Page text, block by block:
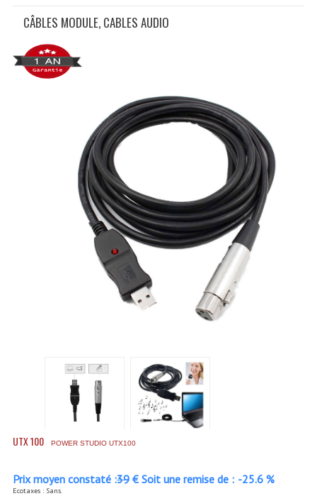
Le Matériel D´occasion
Faire Votre Devis
Accessoires Pieds Cellules Diamants
Accessoires Enceintes
Accessoires Micro, Pieds De Régie
Cellule (s)
Selecteurs Audio Vidéo
Amplificateurs
Amplificateurs Multi-Canaux
CÂBLES MODULE, CABLES AUDIO
UTX 100 POWER STUDIO UTX100
Prix moyen constaté :39€ Soit une remise de : -25.6 %
Ecotaxes : Sans.